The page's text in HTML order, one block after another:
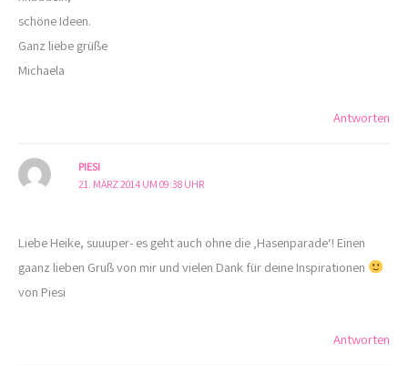
schöne Ideen.
Ganz liebe grüße
Michaela
Antworten
PIESI
21. MÄRZ 2014 UM 09:38 UHR
Liebe Heike, suuuper- es geht auch ohne die ‚Hasenparade‘! Einen
gaanz lieben Gruß von mir und vielen Dank für deine Inspirationen
von Piesi
Antworten